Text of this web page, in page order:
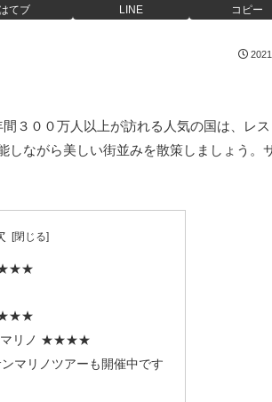
てブ LINE コピー
３００万人以上が訪れる人気の国は、レ
ながら美しい街並みを散策しましょう。
マリノ ★★★★
マリノツアーも開催中です